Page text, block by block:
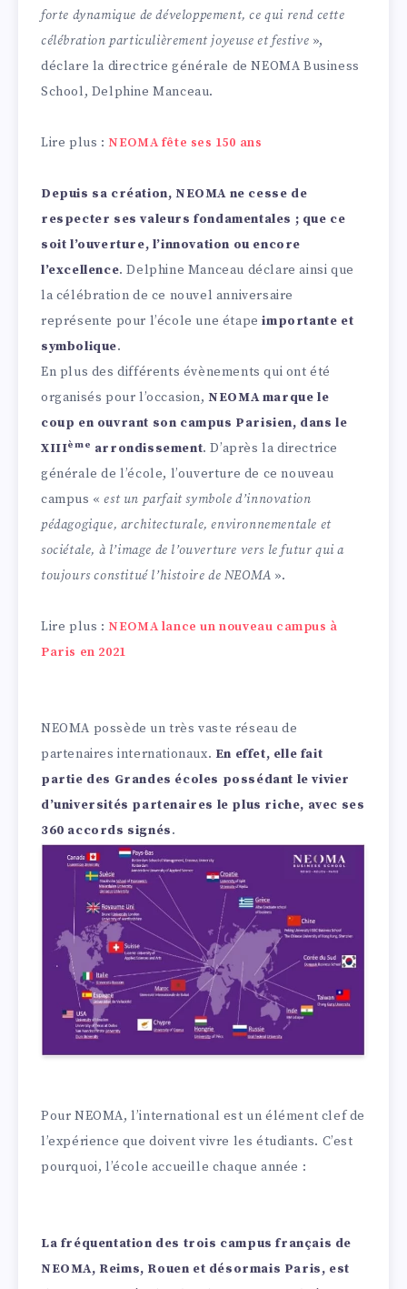
forte dynamique de développement, ce qui rend cette
célébration particulièrement joyeuse et festive »,
déclare la directrice générale de NEOMA Business
School, Delphine Manceau.
Lire plus : NEOMA fête ses 150 ans
Depuis sa création, NEOMA ne cesse de
respecter ses valeurs fondamentales ; que ce
soit l’ouverture, l’innovation ou encore
l’excellence. Delphine Manceau déclare ainsi que
la célébration de ce nouvel anniversaire
représente pour l’école une étapeimportante et
symbolique.
En plus des différents évènements qui ont été
organisés pour l’occasion, NEOMA marque le
coup en ouvrant son campus Parisien, dans le
XIIIème arrondissement. D’après la directrice
générale de l’école, l’ouverture de ce nouveau
campus «est un parfait symbole d’innovation
pédagogique, architecturale, environnementale et
sociétale, à l’image de l’ouverture vers le futur qui a
toujours constitué l’histoire de NEOMA ».
Lire plus : NEOMA lance un nouveau campus à
Paris en 2021
NEOMA possède un très vaste réseau de
partenaires internationaux. En effet, elle fait
partie des Grandes écoles possédant le vivier
d’universités partenaires le plus riche, avec ses
360 accords signés.
Pour NEOMA, l’international est un élément clef de
l’expérience que doivent vivre les étudiants. C’est
pourquoi, l’école accueille chaque année :
La fréquentation des trois campus français de
NEOMA, Reims, Rouen et désormais Paris, est